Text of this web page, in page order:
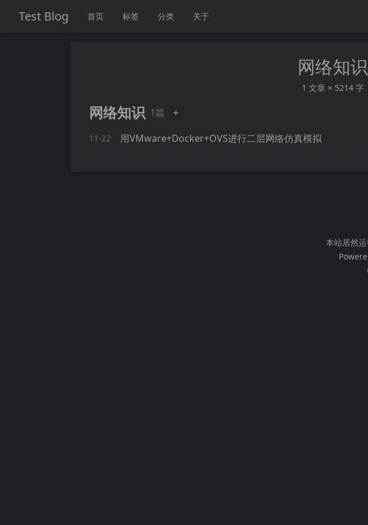
Test Blog 首页 标签 分类 关于
网络知识
1 文章 × 5214 字
网络知识 1篇 +
11-22 用VMware+Docker+OVS进行二层网络仿真模拟
本站居然